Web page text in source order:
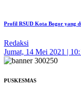
Profil RSUD Kota Bogor yang
Redaksi
Jumat, 14 Mei 2021 |
PUSKESMAS